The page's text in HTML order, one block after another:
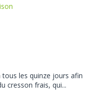
les quinze jours afin
cresson frais, qui...